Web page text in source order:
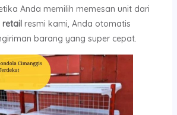
Anda memilih memesan unit dari
resmi kami, Anda otomatis
barang yang super cepat.